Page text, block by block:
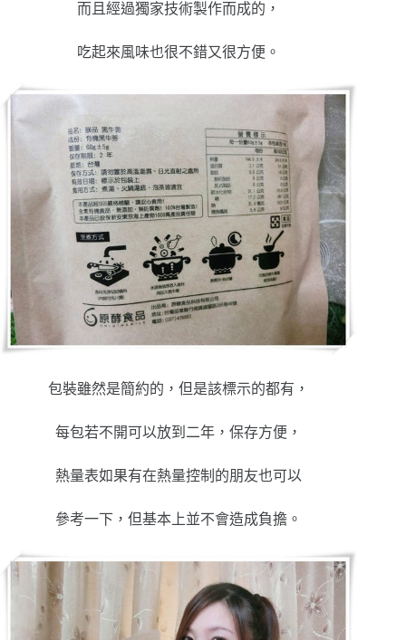
而且經過獨家技術製作而成的，
吃起來風味也很不錯又很方便。
包裝雖然是簡約的，但是該標示的都有，
每包若不開可以放到二年，保存方便，
熱量表如果有在熱量控制的朋友也可以
參考一下，但基本上並不會造成負擔 。